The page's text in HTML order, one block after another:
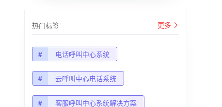
热门标签 更多
# 电话呼叫中心系统
# 云呼叫中心电话系统
# 客服呼叫中心系统解决方案